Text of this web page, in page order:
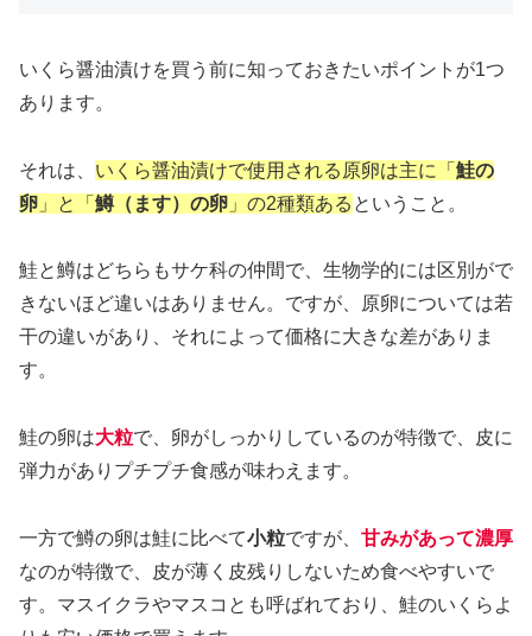
いくら醤油漬けを買う前に知っておきたいポイントが1つ
あります。
それは、 いくら醤油漬けで使用される原卵は主に「 鮭の
卵 」と「 鱒（ます）の卵 」の2種類ある ということ。
鮭と鱒はどちらもサケ科の仲間で、生物学的には区別がで
きないほど違いはありません。ですが、原卵については若
干の違いがあり、それによって価格に大きな差がありま
す。
鮭の卵は大粒で、卵がしっかりしているのが特徴で、皮に
弾力がありプチプチ食感が味わえます。
一方で鱒の卵は鮭に比べて小粒ですが、 甘みがあって濃厚
なのが特徴で、皮が薄く皮残りしないため食べやすいで
す。マスイクラやマスコとも呼ばれており、鮭のいくらよ